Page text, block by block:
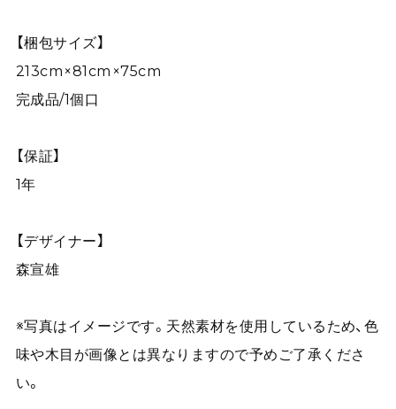
【梱包サイズ】
213cm×81cm×75cm
完成品/1個口
【保証】
1年
【デザイナー】
森宣雄
※写真はイメージです。天然素材を使用しているため、色
味や木目が画像とは異なりますので予めご了承くださ
い。